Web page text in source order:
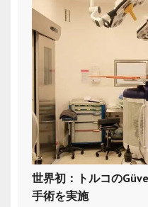
世界初：トルコの
手術を実施